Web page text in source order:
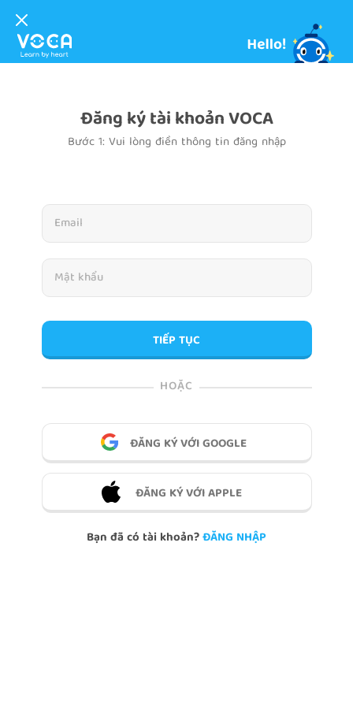
Đăng ký tài khoản VOCA
Bước 1: Vui lòng điền thông tin đăng nhập
TIẾP TỤC
HOẶC
ĐĂNG KÝ VỚI GOOGLE
ĐĂNG KÝ VỚI APPLE
Bạn đã có tài khoản?ĐĂNG NHẬP